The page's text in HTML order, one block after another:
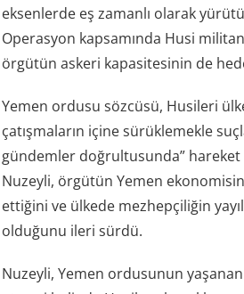
eksenlerde eş zamanlı olarak
Operasyon kapsamında Husi
örgütün askeri kapasitesinin de
Yemen ordusu sözcüsü, Husileri
çatışmaların içine sürüklemekle
gündemler doğrultusunda”
Nuzeyli, örgütün Yemen
ettiğini ve ülkede mezhepçiliğin
olduğunu ileri sürdü.
Nuzeyli, Yemen ordusunun